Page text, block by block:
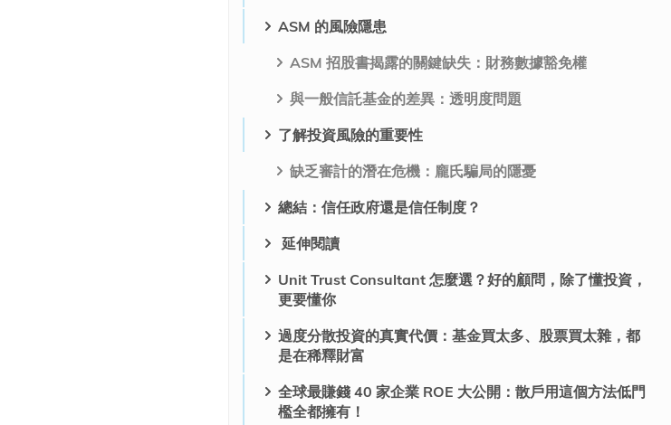
ASM 的風險隱患
ASM 招股書揭露的關鍵缺失：財務數據豁免權
與一般信託基金的差異：透明度問題
了解投資風險的重要性
缺乏審計的潛在危機：龐氏騙局的隱憂
總結：信任政府還是信任制度？
延伸閱讀
Unit Trust Consultant 怎麼選？好的顧問，除了懂投資，
更要懂你
過度分散投資的真實代價：基金買太多、股票買太雜，都
是在稀釋財富
全球最賺錢 40 家企業 ROE 大公開：散戶用這個方法低門
檻全都擁有！